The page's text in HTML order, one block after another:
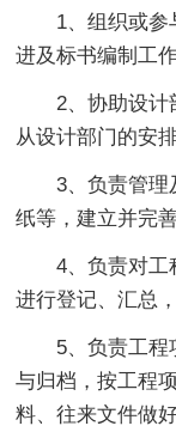
1、组织或参与
进及标书编制工
2、协助设计部
从设计部门的安
3、负责管理及
纸等，建立并完
4、负责对工程
进行登记、汇总
5、负责工程项
与归档，按工程
料、往来文件做